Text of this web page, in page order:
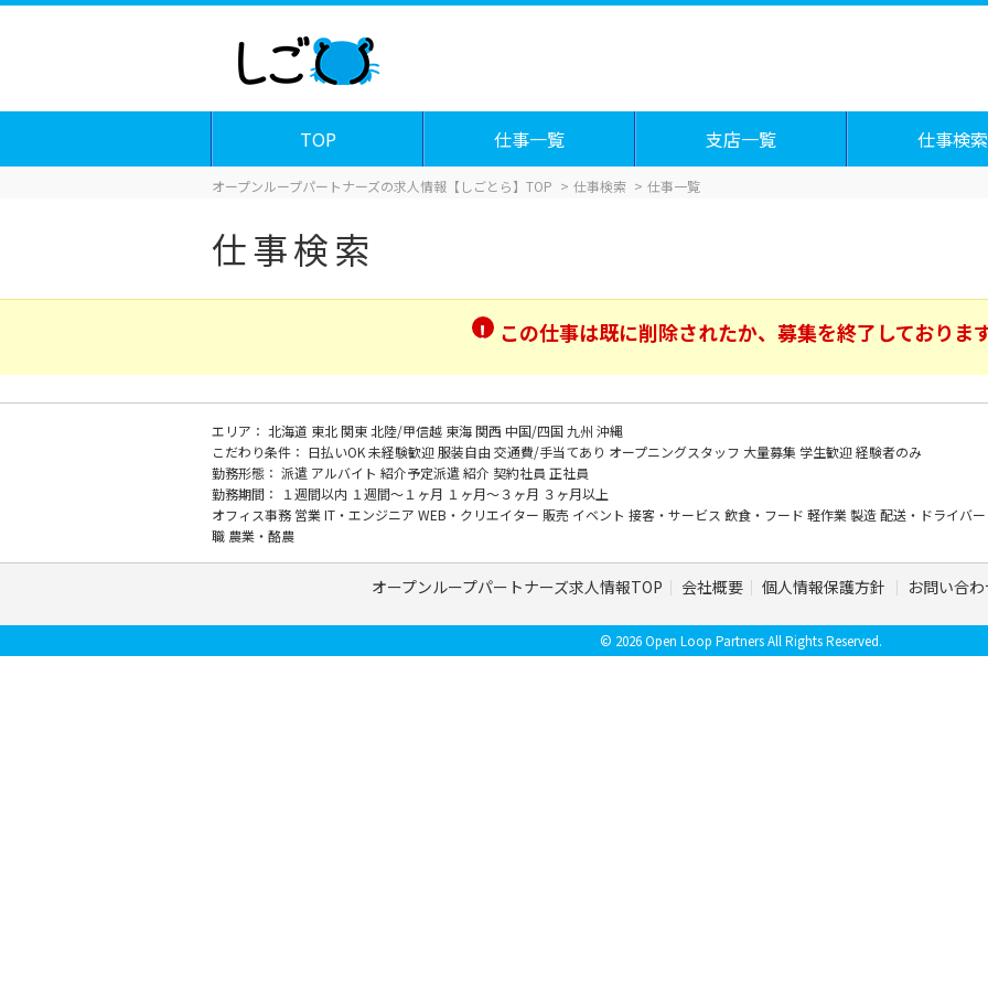
TOP 仕事一覧 支店一覧 仕事検索
オープンループパートナーズの求人情報【しごとら】TOP 仕事検索 仕事一覧
仕事検索
この仕事は既に削除されたか、募集を終了しております
エリア： 北海道 東北関東北陸/甲信越 東海関西 中国/四国九州 沖縄
こだわり条件： 日払いOK未経験歓迎服装自由交通費/手当てあり オープニングスタッフ 大量募集 学生歓迎経験者のみ
勤務形態： 派遣 アルバイト 紹介予定派遣紹介 契約社員 正社員
勤務期間：
１週間以内 １週間～１ヶ月 １ヶ月～３ヶ月 ３ヶ月以上
オフィス事務 営業IT・エンジニア WEB・クリエイター 販売 イベント 接客・サービス 飲食・フード 軽作業製造配送・ドライバー
職 農業・酪農
オープンループパートナーズ求人情報TOP 会社概要 個人情報保護方針 お問い合わ
© 2026 Open Loop Partners All Rights Reserved.